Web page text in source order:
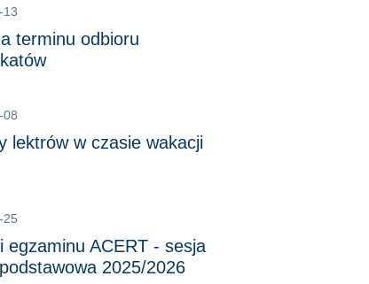
13
terminu odbioru
08
lektrów w czasie wakacji
25
egzaminu ACERT - sesja
2025/2026